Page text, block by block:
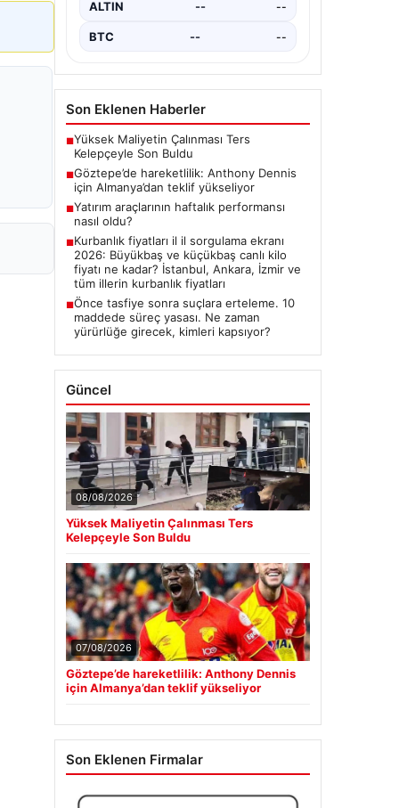
ALTIN -- --
BTC -- --
Son Eklenen Haberler
■Yüksek Maliyetin Çalınması Ters
Kelepçeyle Son Buldu
■Göztepe’de hareketlilik: Anthony Dennis
için Almanya’dan teklif yükseliyor
■Yatırım araçlarının haftalık performansı
nasıl oldu?
■Kurbanlık fiyatları il il sorgulama ekranı
2026: Büyükbaş ve küçükbaş canlı kilo
fiyatı ne kadar? İstanbul, Ankara, İzmir ve
tüm illerin kurbanlık fiyatları
■Önce tasfiye sonra suçlara erteleme. 10
maddede süreç yasası. Ne zaman
yürürlüğe girecek, kimleri kapsıyor?
Güncel
08/08/2026
Yüksek Maliyetin Çalınması Ters
Kelepçeyle Son Buldu
07/08/2026
Göztepe’de hareketlilik: Anthony Dennis
için Almanya’dan teklif yükseliyor
Son Eklenen Firmalar